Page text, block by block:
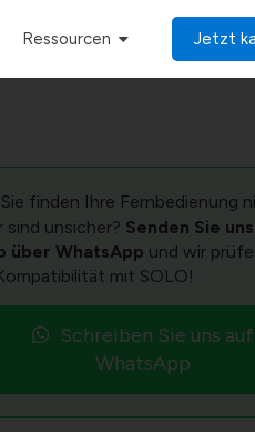
Ressourcen Jetzt
Sie finden Ihre Fernbedienung
sind unsicher? Senden Sie
über WhatsApp und wir
mit SOLO!
Schreiben Sie uns auf
WhatsApp